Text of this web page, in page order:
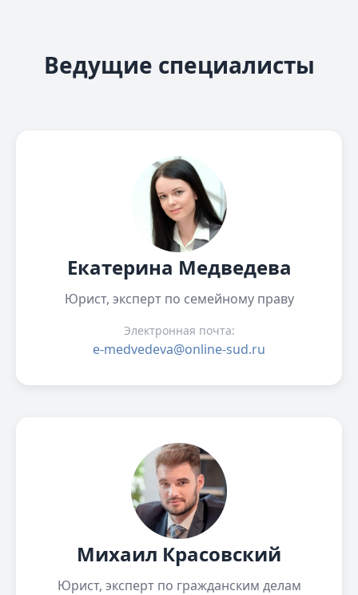
Ведущие специалисты
Екатерина Медведева
Юрист, эксперт по семейному праву
Электронная почта:
e-medvedeva@online-sud.ru
Михаил Красовский
Юрист, эксперт по гражданским делам